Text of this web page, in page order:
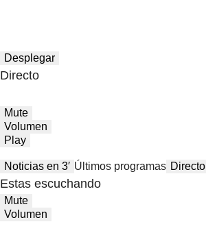
Desplegar
Directo
Mute
Volumen
Play
Noticias en 3′ Últimos programas Directo
Estas escuchando
Mute
Volumen